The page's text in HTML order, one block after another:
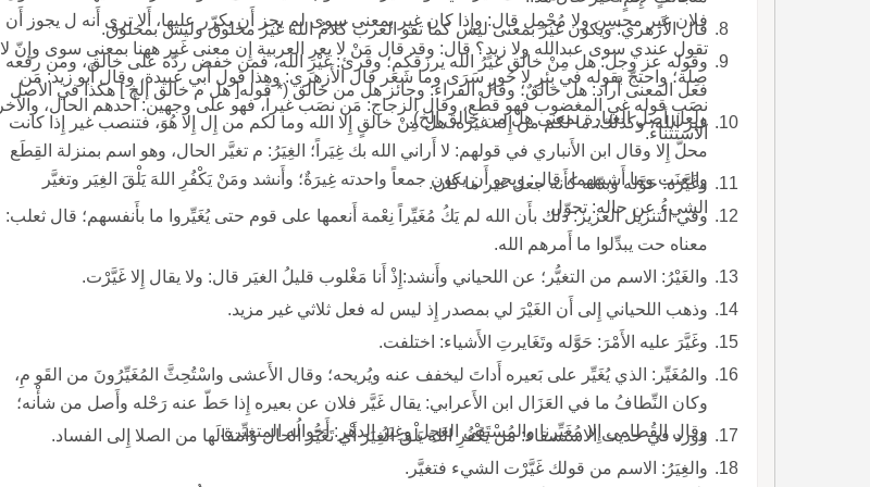
فلان غير محسِن ولا مُجْمِل قال: وإِذا كان غير بمعنى سِوى لم يجز أَن يكرّر عليها، أَلا ترى أَنه ل يجوز أَن
تقول عندي سوى عبدالله ولا زيدٍ؟ قال: وقد قال مَنْ لا يعرِ العربية إِن معنى غَير ههنا بمعنى سوى وإِنّ لا
صِلَة؛ واحتجّ بقوله في بِئرِ لا حُورٍ سَرَى وما شَعَر قال الأَزهري: وهذا قول أَبي عبيدة، وقال أَبو زيد: مَن
نصَب قوله غي المغضوب فهو قطْع، وقال الزجاج: مَن نصَب غيراً، فهو على وجهين: أَحدهم الحال، والآخر
الاستثناء.
قال الأَزهري: ويكون غيرٌ بمعنى ليس كما تقو العرب كلامُ الله غيرُ مخلوق وليس بمخلوق.
وقوله عز وجل: هل مِنْ خالق غيرُ الله يرزقكم؛ وقرئ: غَيْرِ الله، فمن خفض ردَّه على خالق، ومن رفعه
فعل المعنى أَراد: هل خالقٌ؛ وقال الفراء: وجائز هل من خالق (* قوله[ هل م خالق إلخ ] هكذا في الأصل
ولعل أصل العبارة بمعنى هل من خالق إلخ).
غير الله، وكذلك: ما لكم من إِله غيرَه، هل مِنْ خالقٍ إِلا الله وما لكم من إِل إِلا هُوَ، فتنصب غير إِذا كانت
محلَّ إِلا وقال ابن الأَنباري في قولهم: لا أَراني الله بك غِيَراً؛ الغِيَرُ: م تغيَّر الحال، وهو اسم بمنزلة القِطَع
والعنَب وما أَشبههما، قال: ويجو أَن يكون جمعاً واحدته غِيرَةٌ؛ وأَنشد ومَنْ يَكْفُرِ اللهَ يَلْقَ الغِيَر وتغيَّر
الشيءُ عن حاله: تحوّل.
وغَيَّرَه: حَوَّله وبدّله كأَنه جعل غير ما كان.
وفي التنزيل العزيز: ذلك بأَن الله لم يَكُ مُغَيِّراً نِعْمة أَنعمها على قوم حتى يُغَيِّروا ما بأَنفسهم؛ قال ثعلب:
معناه حت يبدِّلوا ما أَمرهم الله.
والغَيْرُ: الاسم من التغيُّر؛ عن اللحياني وأَنشد:إِذْ أَنا مَغْلوب قليلُ الغيَر قال: ولا يقال إِلا غَيَّرْت.
وذهب اللحياني إِلى أَن الغَيْرَ لي بمصدر إِذ ليس له فعل ثلاثي غير مزيد.
وغَيَّرَ عليه الأَمْرَ: حَوَّله وتَغَايرتِ الأَشياء: اختلفت.
والمُغَيِّر: الذي يُغَيِّر على بَعيره أَداتَ ليخفف عنه ويُريحه؛ وقال الأَعشى واسْتُحِثَّ المُغَيِّرُونَ من القَو مِ،
وكان النِّطافُ ما في العَزَال ابن الأَعرابي: يقال غَيَّر فلان عن بعيره إِذا حَطّ عنه رَحْله وأَصل من شأْنه؛
وقال القُطامي إِلا مُغَيِّرنا والمُسْتَقِي العَجِل وغِيَرُ الدهْرِ: أَحوالُه المتغيِّرة.
وورد في حديث الاستسقاء: مَن يَكْفُرِ اللهَ يَلْقَ الغِيَرَ أَي تَغَيُّر الحال وانتقالَها من الصلا إِلى الفساد.
والغِيَرُ: الاسم من قولك غَيَّرْت الشيء فتغيَّر.